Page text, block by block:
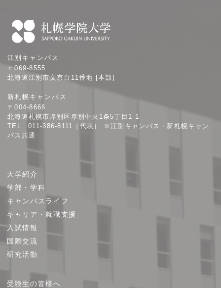
幌
学
大
学
江別キャンパス
〒069-8555
北海道江別市文京台11番地 [本部]
新札幌キャンパス
〒004-8666
北海道札幌市厚別区厚別中央1条5丁目1-1
TEL 011-386-8111［代表］ ※江別キャンパス・新札幌キャン
パス共通
ト
プ
大学紹介
学部・学科
キャンパスライフ
キャリア・就職支援
入試情報
国際交流
研究活動
受験生の皆様へ